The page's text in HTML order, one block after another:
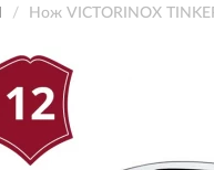
Нож VICTORINOX